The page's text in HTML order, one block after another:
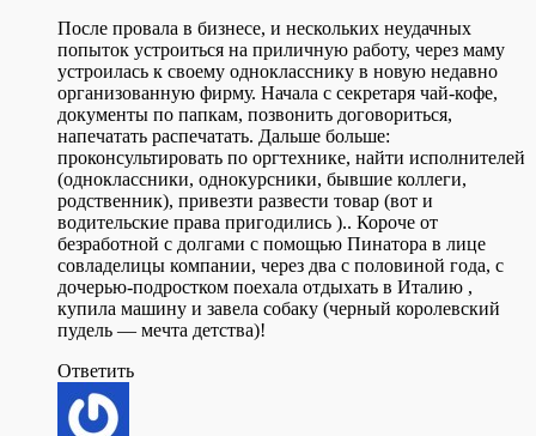
После провала в бизнесе, и нескольких неудачных
попыток устроиться на приличную работу, через маму
устроилась к своему однокласснику в новую недавно
организованную фирму. Начала с секретаря чай-кофе,
документы по папкам, позвонить договориться,
напечатать распечатать. Дальше больше:
проконсультировать по оргтехнике, найти исполнителей
(одноклассники, однокурсники, бывшие коллеги,
родственник), привезти развести товар (вот и
водительские права пригодились ).. Короче от
безработной с долгами с помощью Пинатора в лице
совладелицы компании, через два с половиной года, с
дочерью-подростком поехала отдыхать в Италию ,
купила машину и завела собаку (черный королевский
пудель — мечта детства)!
Ответить